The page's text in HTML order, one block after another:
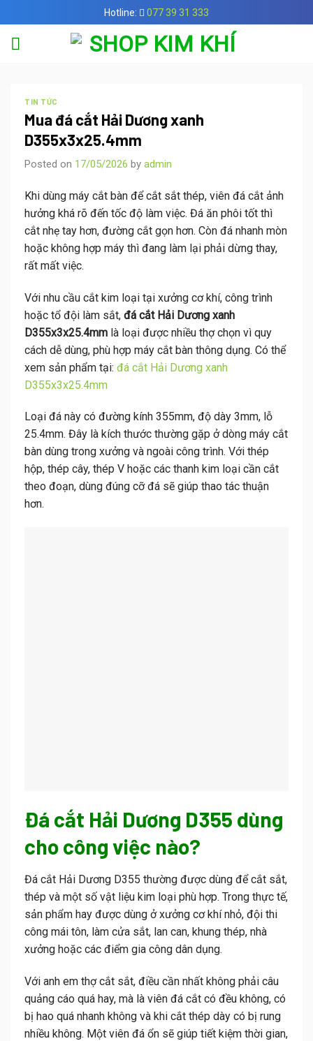
to
content
Hotline: 077 39 31 333
TIN TỨC
Mua đá cắt Hải Dương xanh
D355x3x25.4mm
Posted on 17/05/2026 by admin
Khi dùng máy cắt bàn để cắt sắt thép, viên đá cắt ảnh
hưởng khá rõ đến tốc độ làm việc. Đá ăn phôi tốt thì
cắt nhẹ tay hơn, đường cắt gọn hơn. Còn đá nhanh mòn
hoặc không hợp máy thì đang làm lại phải dừng thay,
rất mất việc.
Với nhu cầu cắt kim loại tại xưởng cơ khí, công trình
hoặc tổ đội làm sắt, đá cắt Hải Dương xanh
D355x3x25.4mm là loại được nhiều thợ chọn vì quy
cách dễ dùng, phù hợp máy cắt bàn thông dụng. Có thể
xem sản phẩm tại: đá cắt Hải Dương xanh
D355x3x25.4mm
Loại đá này có đường kính 355mm, độ dày 3mm, lỗ
25.4mm. Đây là kích thước thường gặp ở dòng máy cắt
bàn dùng trong xưởng và ngoài công trình. Với thép
hộp, thép cây, thép V hoặc các thanh kim loại cần cắt
theo đoạn, dùng đúng cỡ đá sẽ giúp thao tác thuận
hơn.
Đá cắt Hải Dương D355 dùng
cho công việc nào?
Đá cắt Hải Dương D355 thường được dùng để cắt sắt,
thép và một số vật liệu kim loại phù hợp. Trong thực tế,
sản phẩm hay được dùng ở xưởng cơ khí nhỏ, đội thi
công mái tôn, làm cửa sắt, lan can, khung thép, nhà
xưởng hoặc các điểm gia công dân dụng.
Với anh em thợ cắt sắt, điều cần nhất không phải câu
quảng cáo quá hay, mà là viên đá cắt có đều không, có
bị hao quá nhanh không và khi cắt thép dày có bị rung
nhiều không. Một viên đá ổn sẽ giúp tiết kiệm thời gian,